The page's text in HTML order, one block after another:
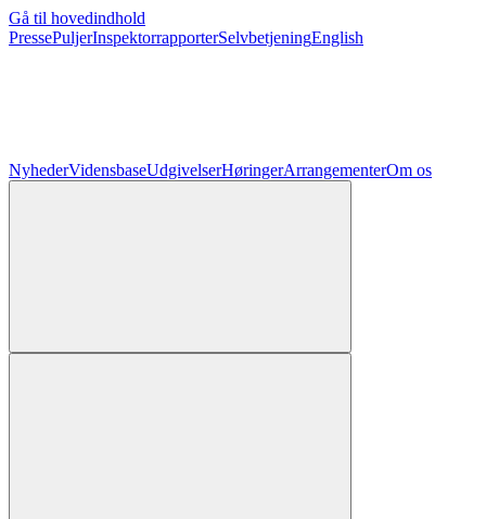
Gå til hovedindhold
PressePuljerInspektorrapporterSelvbetjeningEnglish
NyhederVidensbaseUdgivelserHøringerArrangementerOm os